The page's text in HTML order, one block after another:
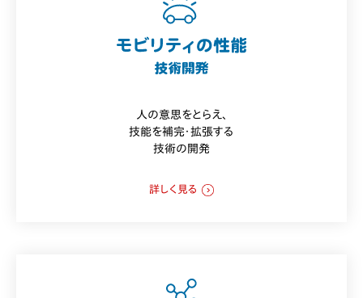
人の意思をとらえ、
技能を補完・拡張する
技術の開発
詳しく見る